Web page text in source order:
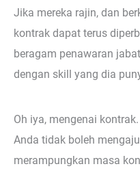
Jika mereka rajin, dan
kontrak dapat terus
beragam penawaran
dengan skill yang dia
Oh iya, mengenai
Anda tidak boleh
merampungkan masa